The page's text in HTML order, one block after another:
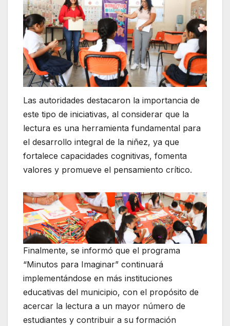
Las autoridades destacaron la importancia de
este tipo de iniciativas, al considerar que la
lectura es una herramienta fundamental para
el desarrollo integral de la niñez, ya que
fortalece capacidades cognitivas, fomenta
valores y promueve el pensamiento crítico.
Finalmente, se informó que el programa
“Minutos para Imaginar” continuará
implementándose en más instituciones
educativas del municipio, con el propósito de
acercar la lectura a un mayor número de
estudiantes y contribuir a su formación